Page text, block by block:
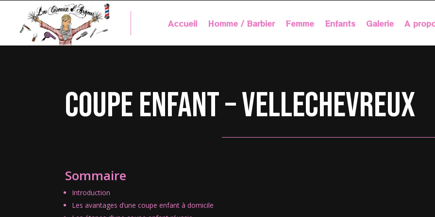
Accueil Homme / Barbier Femme Enfants Galerie A
coupe enfant – Vellechevreux
Sommaire
Introduction
Les avantages d’une coupe enfant à domicile